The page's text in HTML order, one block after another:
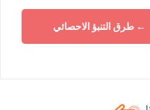
← طرق التنبؤ الاحصائي